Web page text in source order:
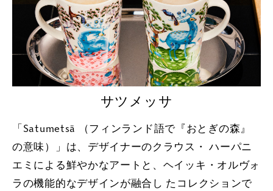
サツメッサ
「Satumetsä （フィンランド語で『おとぎの森』
の意味）」は、デザイナーのクラウス・ ハーパニ
エミによる鮮やかなアートと、ヘイッキ・オルヴォ
ラの機能的なデザインが融合し たコレクションで